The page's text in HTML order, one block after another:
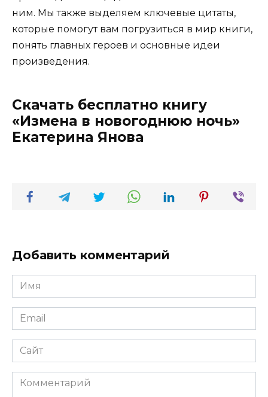
ним. Мы также выделяем ключевые цитаты,
которые помогут вам погрузиться в мир книги,
понять главных героев и основные идеи
произведения.
Скачать бесплатно книгу
«Измена в новогоднюю ночь»
Екатерина Янова
Добавить комментарий
Имя
*
Email
*
Сайт
Комментарий